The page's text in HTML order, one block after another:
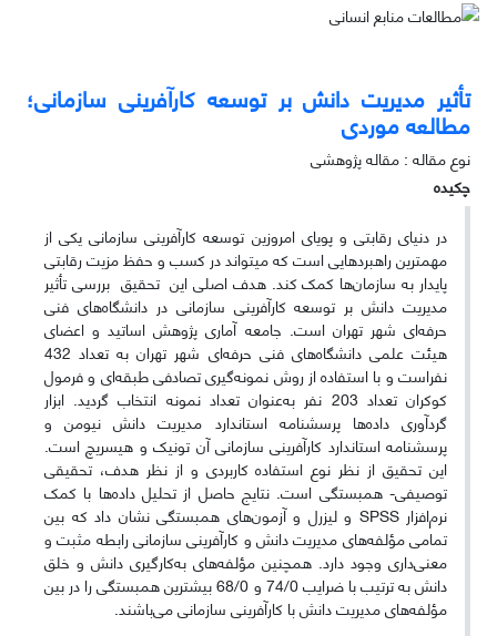
تأثیر مدیریت دانش بر توسعه کارآفرینی سازمانی؛
مطالعه موردی
نوع مقاله : مقاله پژوهشی
چکیده
در دنیای رقابتی و پویای امروزین توسعه کارآفرینی سازمانی یکی از
مهم­ترین راهبردهایی است که می­تواند در کسب و حفظ مزیت رقابتی
پایدار به سازمان‌ها کمک کند. هدف اصلی این تحقیق بررسی تأثیر
مدیریت دانش بر توسعه کارآفرینی سازمانی در دانشگاه‌های فنی
حرفه‌ای شهر تهران است. جامعه آماری پژوهش اساتید و اعضای
هیئت علمی دانشگاه‌های فنی حرفه‌ای شهر تهران به تعداد 432
نفراست و با استفاده از روش نمونه‌گیری تصادفی طبقه‌ای و فرمول
کوکران تعداد 203 نفر به‌عنوان تعداد نمونه انتخاب گردید. ابزار
گردآوری داده‌ها پرسشنامه استاندارد مدیریت دانش نیومن و
پرسشنامه استاندارد کارآفرینی سازمانی آن تونیک و هیسریچ است.
این تحقیق از نظر نوع استفاده کاربردی و از نظر هدف، تحقیقی
توصیفی- همبستگی است. نتایج حاصل از تحلیل داده‌ها با کمک
نرم‌افزار SPSS و لیزرل و آزمون‌های همبستگی نشان داد که بین
تمامی مؤلفه‌های مدیریت دانش و کارآفرینی سازمانی رابطه مثبت و
معنی‌داری وجود دارد. همچنین مؤلفه‌های به‌کارگیری دانش و خلق
دانش به ترتیب با ضرایب 74/0 و 68/0 بیشترین همبستگی را در بین
مؤلفه‌های مدیریت دانش با کارآفرینی سازمانی می‌باشند.